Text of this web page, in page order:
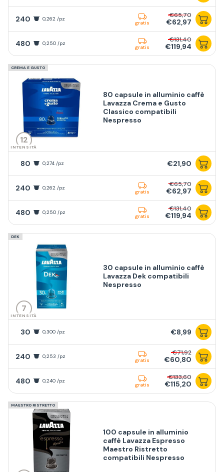
240 0,262 /pz
gratis
€65,70
€62,97
480 0,250 /pz
gratis
€131,40
€119,94
CREMA E GUSTO
12
INTENSITÀ
80 capsule in alluminio caffè
Lavazza Crema e Gusto
Classico compatibili
Nespresso
80 0,274 /pz €21,90
240 0,262 /pz
gratis
€65,70
€62,97
480 0,250 /pz
gratis
€131,40
€119,94
DEK
7
INTENSITÀ
30 capsule in alluminio caffè
Lavazza Dek compatibili
Nespresso
30 0,300 /pz €8,99
240 0,253 /pz
gratis
€71,92
€60,80
480 0,240 /pz
gratis
€133,60
€115,20
MAESTRO RISTRETTO
100 capsule in alluminio
caffè Lavazza Espresso
Maestro Ristretto
compatibili Nespresso